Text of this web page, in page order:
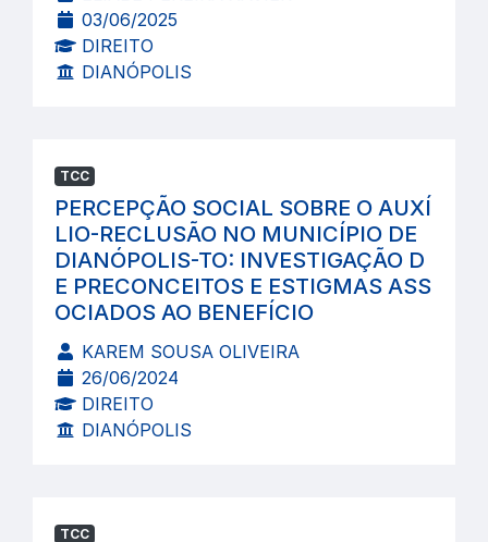
03/06/2025
DIREITO
DIANÓPOLIS
TCC
PERCEPÇÃO SOCIAL SOBRE O AUXÍ
LIO-RECLUSÃO NO MUNICÍPIO DE
DIANÓPOLIS-TO: INVESTIGAÇÃO D
E PRECONCEITOS E ESTIGMAS ASS
OCIADOS AO BENEFÍCIO
KAREM SOUSA OLIVEIRA
26/06/2024
DIREITO
DIANÓPOLIS
TCC